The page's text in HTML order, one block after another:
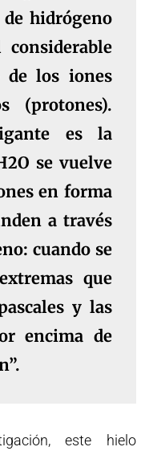
de hidrógeno
de los iones
(protones).
es la
se vuelve
en forma
a través
cuando se
que
y las
encima de
este hielo